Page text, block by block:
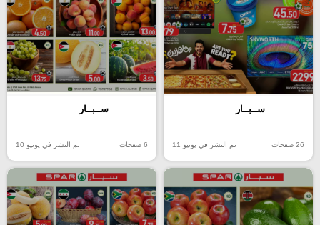
ســبــار
26 صفحات تم النشر في يونيو 11
ســبــار
6 صفحات تم النشر في يونيو 10